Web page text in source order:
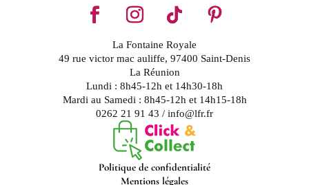
La Fontaine Royale
49 rue victor mac auliffe, 97400 Saint-Denis
La Réunion
Lundi : 8h45-12h et 14h30-18h
Mardi au Samedi : 8h45-12h et 14h15-18h
0262 21 91 43 / info@lfr.fr
Politique de confidentialité
Mentions légales